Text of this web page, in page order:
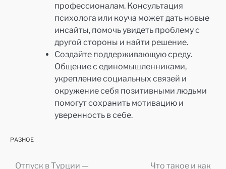
профессионалам. Консультация
психолога или коуча может дать новые
инсайты, помочь увидеть проблему с
другой стороны и найти решение.
Создайте поддерживающую среду.
Общение с единомышленниками,
укрепление социальных связей и
окружение себя позитивными людьми
помогут сохранить мотивацию и
уверенность в себе.
РАЗНОЕ
Отпуск в Турции — Что такое и как